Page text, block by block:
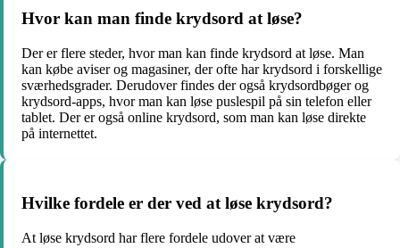
Hvor kan man finde krydsord at løse?
Der er flere steder, hvor man kan finde krydsord at løse. Man
kan købe aviser og magasiner, der ofte har krydsord i forskellige
sværhedsgrader. Derudover findes der også krydsordbøger og
krydsord-apps, hvor man kan løse puslespil på sin telefon eller
tablet. Der er også online krydsord, som man kan løse direkte
på internettet.
Hvilke fordele er der ved at løse krydsord?
At løse krydsord har flere fordele udover at være